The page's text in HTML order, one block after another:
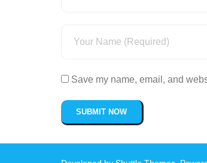
Save my name, email, and